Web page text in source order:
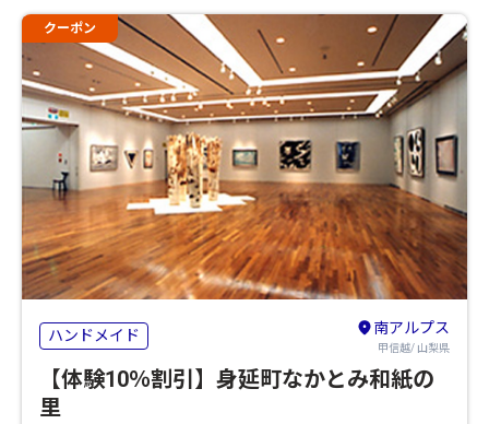
クーポン
ハンドメイド 南アルプス
甲信越/ 山梨県
【体験10％割引】身延町なかとみ和紙の
里